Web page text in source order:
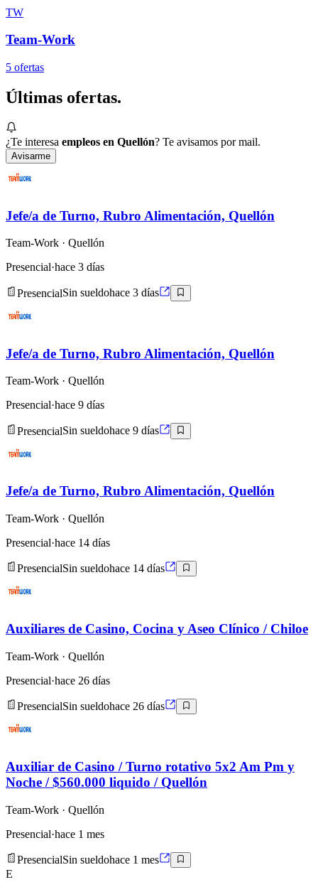
TW
Team-Work
5 ofertas
Últimas ofertas.
¿Te interesa empleos en Quellón? Te avisamos por mail.
Avisarme
Jefe/a de Turno, Rubro Alimentación, Quellón
Team-Work · Quellón
Presencial·hace 3 días
PresencialSin sueldohace 3 días
Jefe/a de Turno, Rubro Alimentación, Quellón
Team-Work · Quellón
Presencial·hace 9 días
PresencialSin sueldohace 9 días
Jefe/a de Turno, Rubro Alimentación, Quellón
Team-Work · Quellón
Presencial·hace 14 días
PresencialSin sueldohace 14 días
Auxiliares de Casino, Cocina y Aseo Clínico / Chiloe
Team-Work · Quellón
Presencial·hace 26 días
PresencialSin sueldohace 26 días
Auxiliar de Casino / Turno rotativo 5x2 Am Pm y
Noche / $560.000 liquido / Quellón
Team-Work · Quellón
Presencial·hace 1 mes
PresencialSin sueldohace 1 mes
E